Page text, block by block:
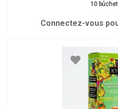
10
Connectez-vous